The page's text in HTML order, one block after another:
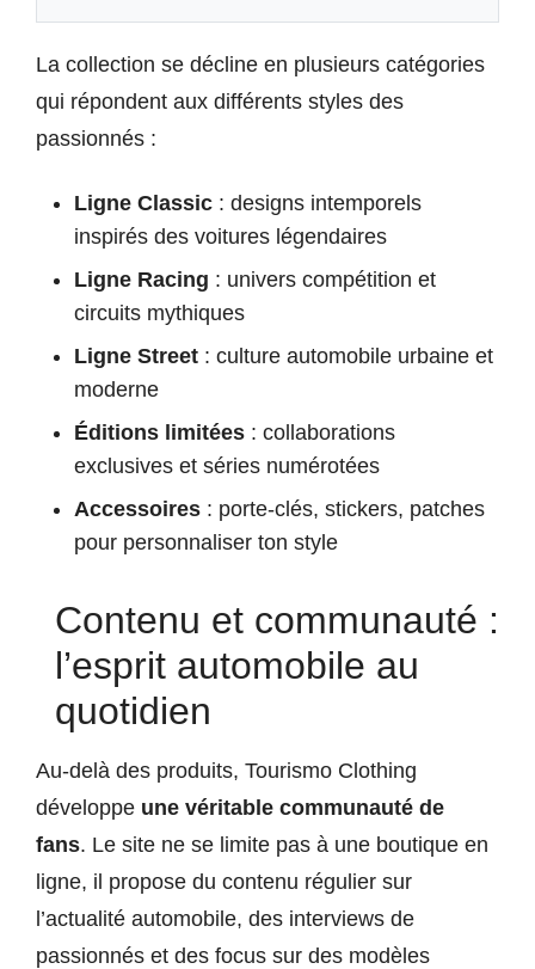
La collection se décline en plusieurs catégories
qui répondent aux différents styles des
passionnés :
Ligne Classic : designs intemporels
inspirés des voitures légendaires
Ligne Racing : univers compétition et
circuits mythiques
Ligne Street : culture automobile urbaine et
moderne
Éditions limitées : collaborations
exclusives et séries numérotées
Accessoires : porte-clés, stickers, patches
pour personnaliser ton style
Contenu et communauté :
l’esprit automobile au
quotidien
Au-delà des produits, Tourismo Clothing
développe une véritable communauté de
fans. Le site ne se limite pas à une boutique en
ligne, il propose du contenu régulier sur
l’actualité automobile, des interviews de
passionnés et des focus sur des modèles